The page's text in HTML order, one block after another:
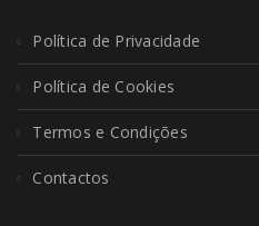
Política de Privacidade
Política de Cookies
Termos e Condições
Contactos